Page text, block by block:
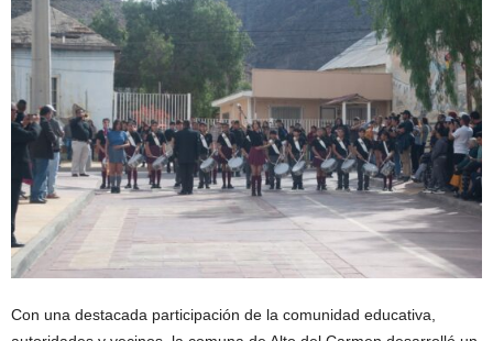
Con una destacada participación de la comunidad educativa,